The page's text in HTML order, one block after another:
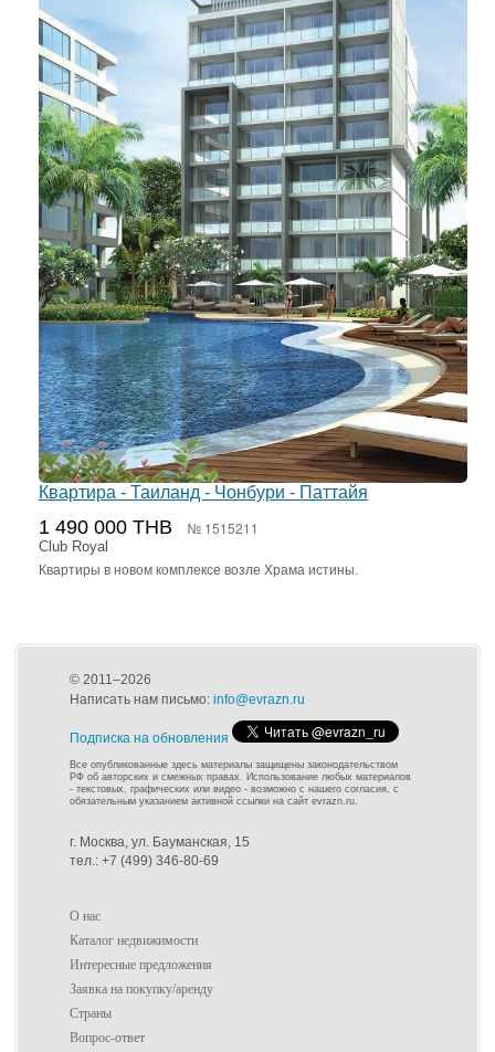
Квартира - Таиланд - Чонбури - Паттайя
1 490 000 THB № 1515211
Club Royal
Квартиры в новом комплексе возле Храма истины.
© 2011–2026
Написать нам письмо: info@evrazn.ru
Подписка на обновления
Все опубликованные здесь материалы защищены законодательством
РФ об авторских и смежных правах. Использование любых материалов
- текстовых, графических или видео - возможно с нашего согласия, с
обязательным указанием активной ссылки на сайт evrazn.ru.
г. Москва, ул. Бауманская, 15
тел.: +7 (499) 346-80-69
О нас
Каталог недвижимости
Интересные предложения
Заявка на покупку/аренду
Страны
Вопрос-ответ